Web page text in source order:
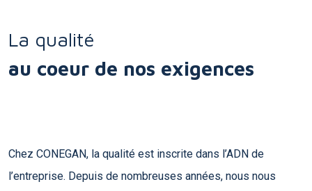
La qualité
au coeur de nos exigences
Chez CONEGAN, la qualité est inscrite dans l’ADN de
l’entreprise. Depuis de nombreuses années, nous nous